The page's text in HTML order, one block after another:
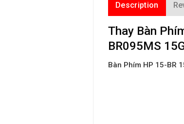
Description
Thay Bàn
BR095MS
Bàn Phím HP 15-BR